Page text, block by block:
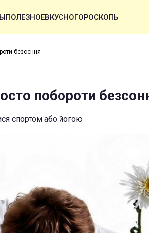
ПОЛЕЗНОЕВКУСНОГОРОСКОПЫ
безсоння
побороти
спортом або йогою